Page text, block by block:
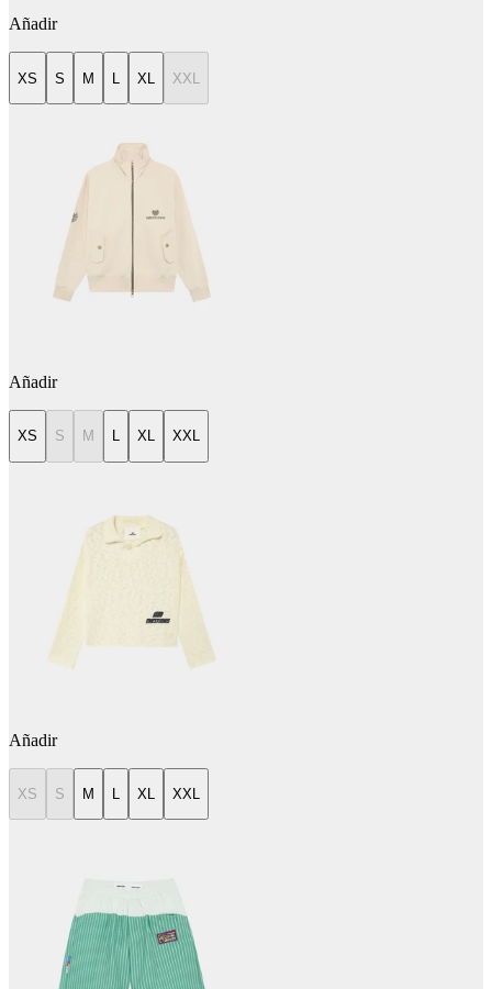
Añadir
XS S M XL XXL
Añadir
XS S M L XL XXL
Añadir
XS S M L XL XXL